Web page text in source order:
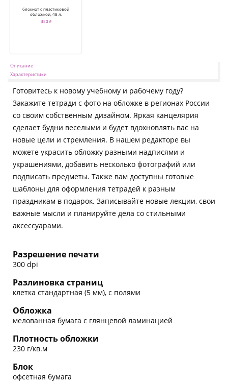
блокнот с пластиковой
обложкой, 48 л.
350 ₽
Описание
Характеристики
Готовитесь к новому учебному и рабочему году?
Закажите тетради с фото на обложке в регионах России
со своим собственным дизайном. Яркая канцелярия
сделает будни веселыми и будет вдохновлять вас на
новые цели и стремления. В нашем редакторе вы
можете украсить обложку разными надписями и
украшениями, добавить несколько фотографий или
подписать предметы. Также вам доступны готовые
шаблоны для оформления тетрадей к разным
праздникам в подарок. Записывайте новые лекции, свои
важные мысли и планируйте дела со стильными
аксессуарами.
Разрешение печати
300 dpi
Разлиновка страниц
клетка стандартная (5 мм), с полями
Обложка
мелованная бумага с глянцевой ламинацией
Плотность обложки
230 г/кв.м
Блок
офсетная бумага